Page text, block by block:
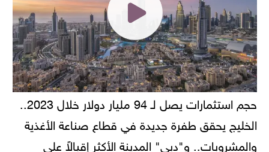
حجم استثمارات يصل لـ 94 مليار دولار خلال 2023..
الخليج يحقق طفرة جديدة في قطاع صناعة الأغذية
والمشروبات.. و"دبي" المدينة الأكثر إقبالاً على